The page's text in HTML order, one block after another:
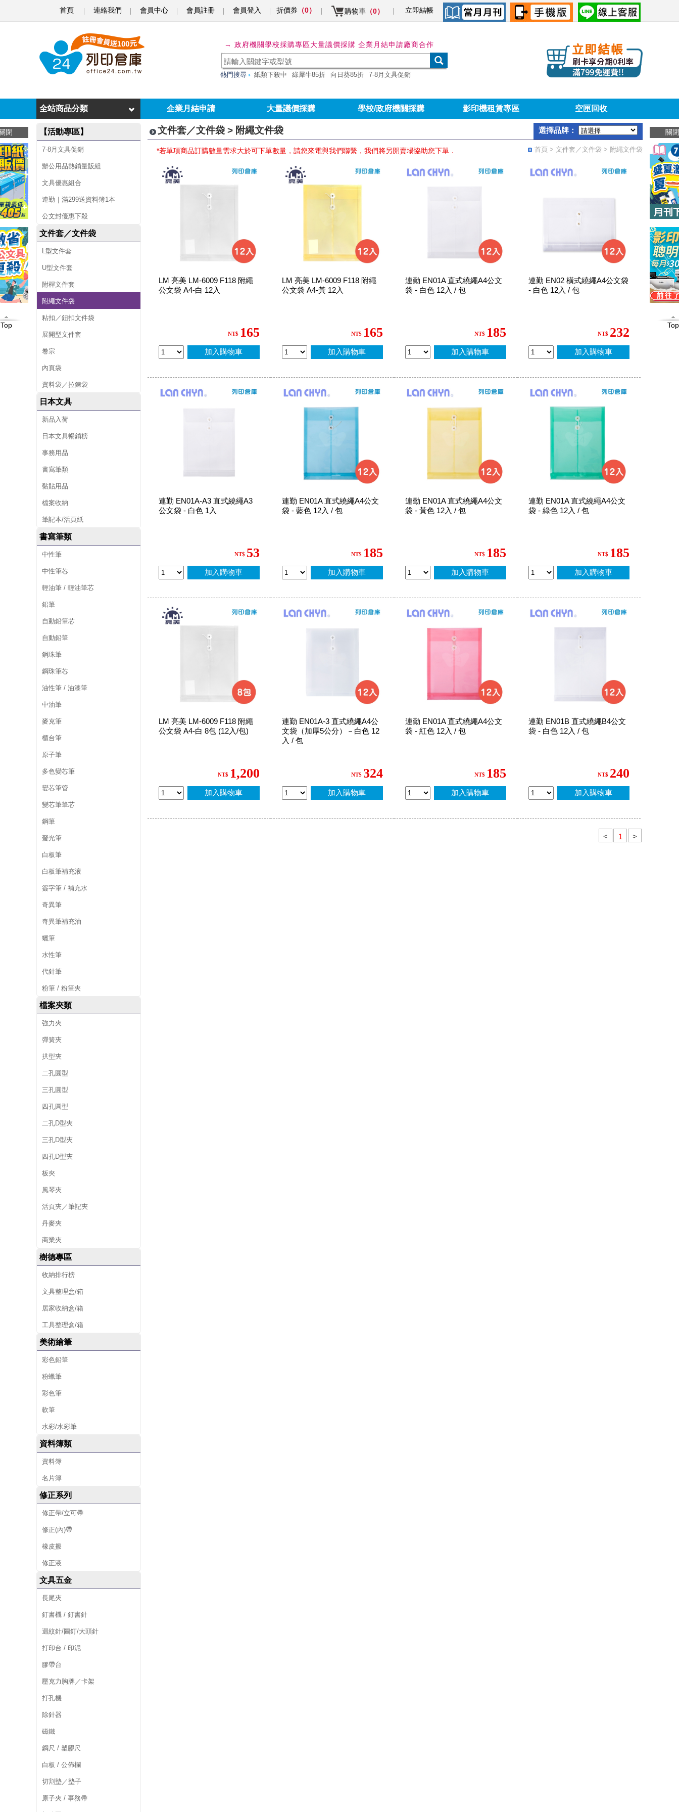
首頁 連絡我們 會員中心 會員註冊 會員登入 折價券 （0） 購物車 （0） 立即結帳
關閉
Top
閉
Top
繩
文
袋
→ 政府機關學校採購專區大量議價採購 企業月結申請廠商合作
熱門搜尋 紙類下殺中 綠犀牛85折 向日葵85折 7-8月文具促銷
企業月結申請 大量議價採購 學校/政府機關採購 影印機租賃專區 空匣回收
全站商品分類
【活動專區】
7-8月文具促銷
辦公用品熱銷量販組
文具優惠組合
連勤｜滿299送資料簿1本
公文封優惠下殺
文件套／文件袋
L型文件套
U型文件套
附桿文件套
附繩文件袋
粘扣／鈕扣文件袋
展開型文件套
卷宗
內頁袋
資料袋／拉鍊袋
日本文具
新品入荷
日本文具暢銷榜
事務用品
書寫筆類
黏貼用品
檔案收納
筆記本/活頁紙
書寫筆類
中性筆
中性筆芯
輕油筆 / 輕油筆芯
鉛筆
自動鉛筆芯
自動鉛筆
鋼珠筆
鋼珠筆芯
油性筆 / 油漆筆
中油筆
麥克筆
櫃台筆
原子筆
多色變芯筆
變芯筆管
變芯筆筆芯
鋼筆
螢光筆
白板筆
白板筆補充液
簽字筆 / 補充水
奇異筆
奇異筆補充油
蠟筆
水性筆
代針筆
粉筆 / 粉筆夾
檔案夾類
強力夾
彈簧夾
拱型夾
二孔圓型
三孔圓型
四孔圓型
二孔D型夾
三孔D型夾
四孔D型夾
板夾
風琴夾
活頁夾／筆記夾
丹麥夾
商業夾
樹德專區
收納排行榜
文具整理盒/箱
居家收納盒/箱
工具整理盒/箱
美術繪筆
彩色鉛筆
粉蠟筆
彩色筆
軟筆
水彩/水彩筆
資料簿類
資料簿
名片簿
修正系列
修正帶/立可帶
修正(內)帶
橡皮擦
修正液
文具五金
長尾夾
釘書機 / 釘書針
迴紋針/圖釘/大頭針
打印台 / 印泥
膠帶台
壓克力胸牌／卡架
打孔機
除針器
磁鐵
鋼尺 / 塑膠尺
白板 / 公佈欄
切割墊／墊子
原子夾 / 事務帶
文件套／文件袋 > 附繩文件袋 選擇品牌：
首頁 > 文件套／文件袋 > 附繩文件袋
*若單項商品訂購數量需求大於可下單數量，請您來電與我們聯繫，我們將另開賣場協助您下單．
LM 亮美 LM-6009 F118 附繩
公文袋 A4-白 12入
NT$ 165
加入購物車
LM 亮美 LM-6009 F118 附繩
公文袋 A4-黃 12入
NT$ 165
加入購物車
連勤 EN01A 直式繞繩A4公文
袋 - 白色 12入 / 包
NT$ 185
加入購物車
連勤 EN02 橫式繞繩A4公文袋
- 白色 12入 / 包
NT$ 232
加入購物車
連勤 EN01A-A3 直式繞繩A3
公文袋 - 白色 1入
NT$ 53
加入購物車
連勤 EN01A 直式繞繩A4公文
袋 - 藍色 12入 / 包
NT$ 185
加入購物車
連勤 EN01A 直式繞繩A4公文
袋 - 黃色 12入 / 包
NT$ 185
加入購物車
連勤 EN01A 直式繞繩A4公文
袋 - 綠色 12入 / 包
NT$ 185
加入購物車
LM 亮美 LM-6009 F118 附繩
公文袋 A4-白 8包 (12入/包)
NT$ 1,200
加入購物車
連勤 EN01A-3 直式繞繩A4公
文袋（加厚5公分）－白色 12
入 / 包
NT$ 324
加入購物車
連勤 EN01A 直式繞繩A4公文
袋 - 紅色 12入 / 包
NT$ 185
加入購物車
連勤 EN01B 直式繞繩B4公文
袋 - 白色 12入 / 包
NT$ 240
加入購物車
< 1 >